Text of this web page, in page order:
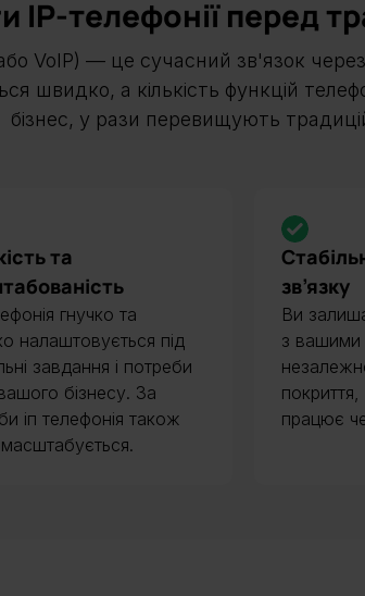
ІР-телефонії перед
VoIP) — це сучасний зв'язок
швидко, а кількість функцій
бізнес, у рази перевищують
та
гнучко та
налаштовується під
завдання і потреби
бізнесу. За
іп телефонія також
зв’язку
Ви
з вашими
працює